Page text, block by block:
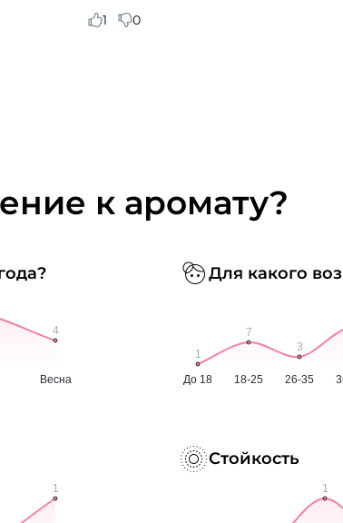
1 0
к аромату?
Для какого
Стойкость